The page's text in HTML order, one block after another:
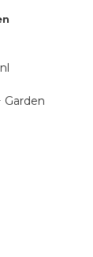
Garden